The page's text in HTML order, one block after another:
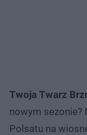
Twoja Twarz
nowym sezonie?
Polsatu na